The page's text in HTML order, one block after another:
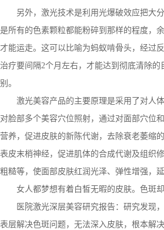
另外，激光技术是利用光爆破效应把大分
是所有的色素颗粒都能粉碎到那样的程度，
才能运走。这可以比喻为蚂蚁啃骨头，经过
治疗要间隔2个月左右，才能达到彻底清除
别。
激光美容产品的主要原理是采用了对人体
对脸部多个美容穴位照射，通过对面部穴位
营养，促进皮肤的新陈代谢，去除衰老萎缩
表皮末梢神经，促进肌体的合成代谢及组织
粗糙等，使面部皮肤红润光泽、弹性增强，
女人都梦想有着白皙无暇的皮肤。色斑却
医院激光深层美容研究报告：研究发现，
表层解决色斑问题，无法深入皮肤，根本解